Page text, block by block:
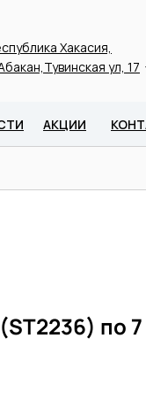
Хакасия,
ул, 17
АКЦИИ
по 7